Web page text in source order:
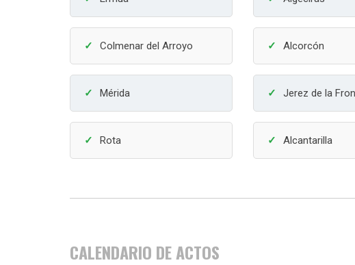
Colmenar del Arroyo Alcorcón
Mérida Jerez de la
Rota Alcantarilla
CALENDARIO DE ACTOS